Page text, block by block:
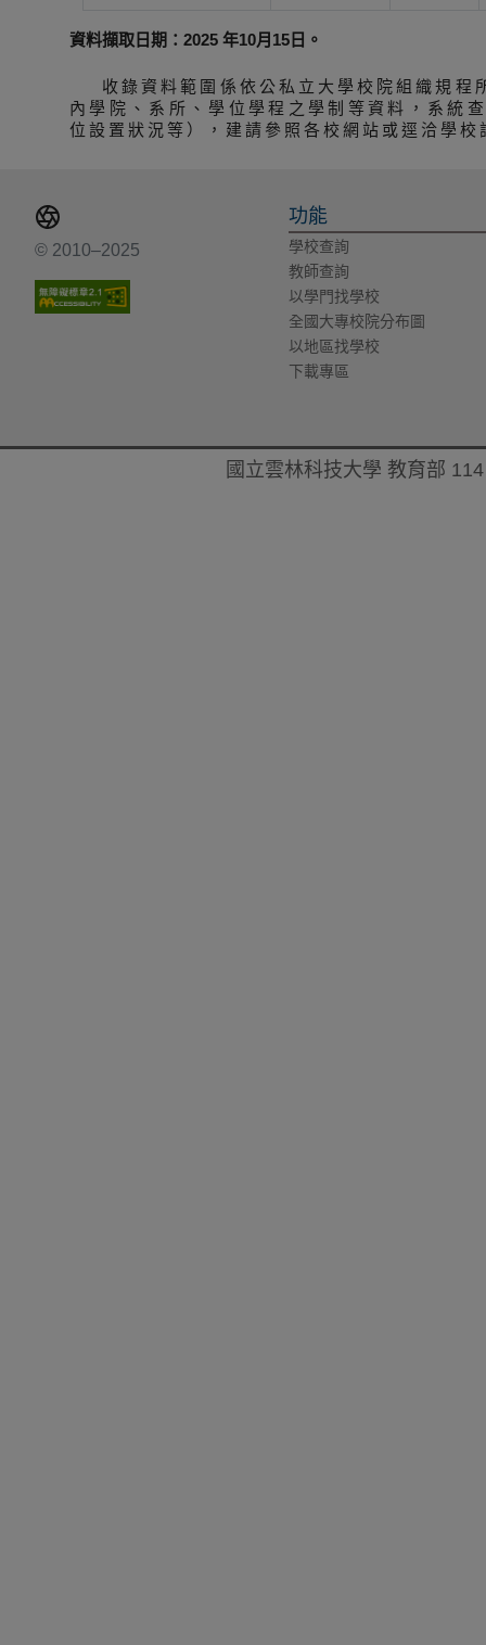
資料擷取日期：2025 年10月15日。
收錄資料範圍係依公私立大學校院組織規
內學院、系所、學位學程之學制等資料，系統
位設置狀況等），建請參照各校網站或逕洽學校
© 2010–2025
功能
學校查詢
教師查詢
以學門找學校
全國大專校院分布圖
以地區找學校
下載專區
國立雲林科技大學 教育部